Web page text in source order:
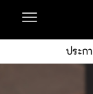
Skip to main
Toggle
ประก